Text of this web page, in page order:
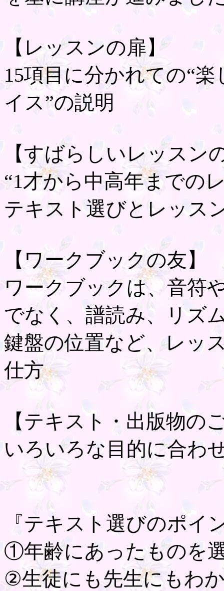
【レッスンの扉】
15項目に分かれての“
イス”の説明
【すばらしいレッスン
“1才から中高年までの
テキスト選びとレッス
【ワークブックの友】
ワークブックは、音符
でなく、譜読み、リズ
鍵盤の位置など、レッ
仕方
【テキスト・出版物の
いろいろな目的に合わ
『テキスト選びのポイ
①年齢にあったものを
②生徒にも先生にもわ